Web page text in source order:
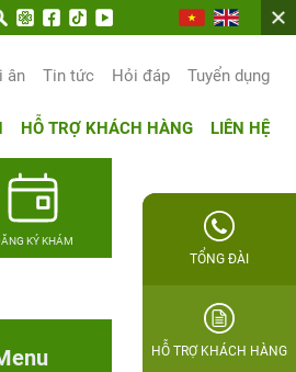
ân Tin tức Hỏi đáp Tuyển dụng
HỖ TRỢ KHÁCH HÀNG LIÊN HỆ
KÝ KHÁM
TỔNG ĐÀI
HỖ TRỢ KHÁCH HÀNG